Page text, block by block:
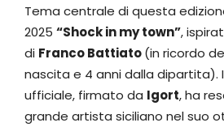
Tema centrale di questa
2025 “Shock in my town”,
di Franco Battiato(in ricordo
nascita e 4 anni dalla dipartita).
ufficiale, firmato da Igort, ha
grande artista siciliano nel suo